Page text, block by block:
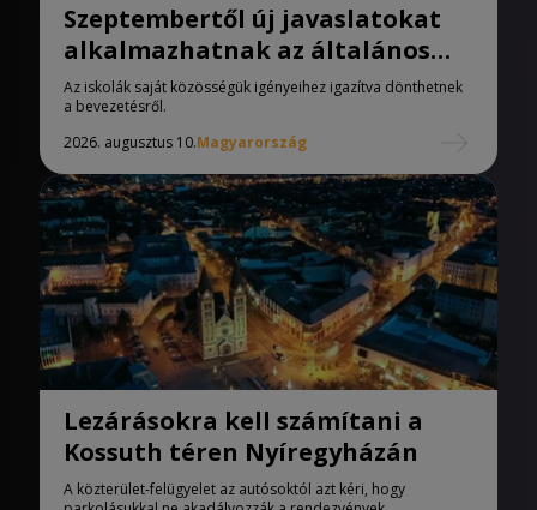
Szeptembertől új javaslatokat
alkalmazhatnak az általános
iskolák
Az iskolák saját közösségük igényeihez igazítva dönthetnek
a bevezetésről.
2026. augusztus 10.Magyarország
Lezárásokra kell számítani a
Kossuth téren Nyíregyházán
A közterület-felügyelet az autósoktól azt kéri, hogy